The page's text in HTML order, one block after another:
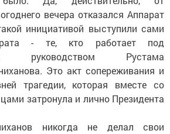
вечера отказался Аппарат
инициативой выступили сами
- те, кто работает под
руководством Рустама
Это акт сопереживания и
трагедии, которая вместе со
затронула и лично Президента
никогда не делал свои